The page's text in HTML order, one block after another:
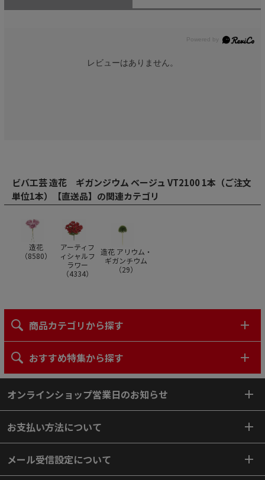
レビューはありません。
ビバ工芸 造花 ギガンジウム ベージュ VT2100 1本（ご注文
単位1本）【直送品】の関連カテゴリ
造花
（8580）
アーティフ
ィシャルフ
ラワー
（4334）
造花 アリウム・
ギガンチウム
（29）
商品カテゴリから探す
おすすめ特集から探す
オンラインショップ営業日のお知らせ
お支払い方法について
メール受信設定について